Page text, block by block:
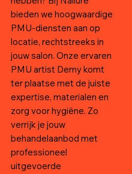
bieden we hoogwaardige
PMU-diensten aan op
locatie, rechtstreeks in
jouw salon. Onze ervaren
PMU artist Demy komt
ter plaatse met de juiste
expertise, materialen en
zorg voor hygiëne. Zo
verrijk je jouw
behandelaanbod met
professioneel
uitgevoerde